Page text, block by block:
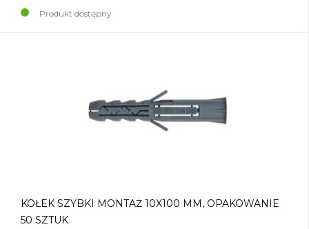
Produkt dostępny
KOŁEK SZYBKI MONTAŻ 10X100 MM, OPAKOWANIE
50 SZTUK